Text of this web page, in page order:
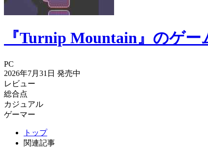
『Turnip Mountain』のゲー
PC
2026年7月31日 発売中
レビュー
総合点
カジュアル
ゲーマー
トップ
関連記事